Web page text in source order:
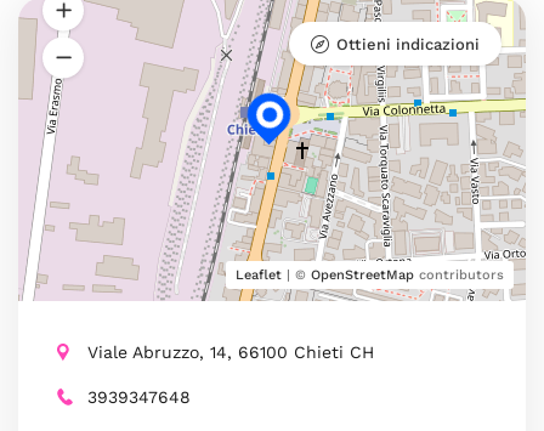
Leaflet | © OpenStreetMap contributors
Ottieni indicazioni
Viale Abruzzo, 14, 66100 Chieti CH
3939347648